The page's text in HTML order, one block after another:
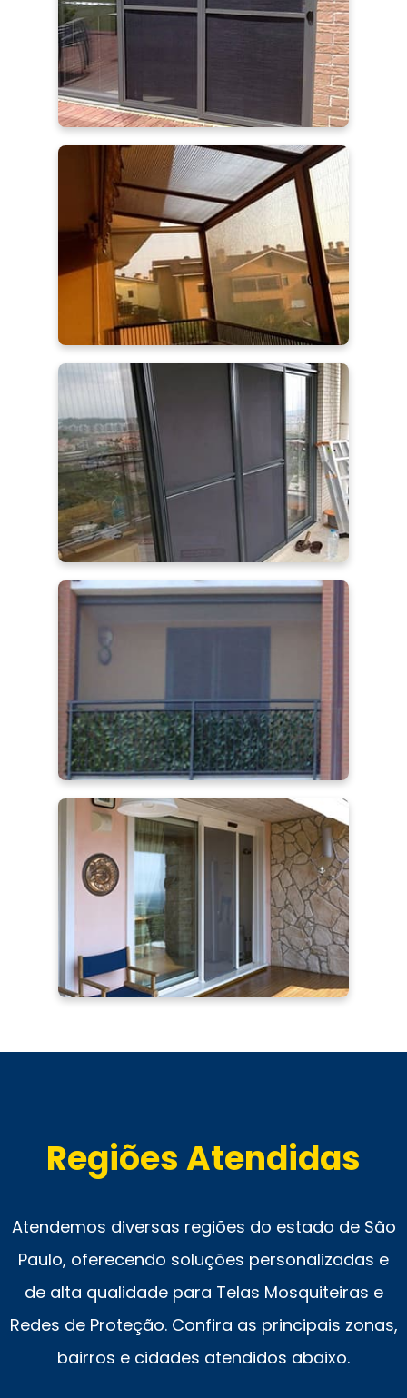
Regiões Atendidas
Atendemos diversas regiões do estado de São
Paulo, oferecendo soluções personalizadas e
de alta qualidade para Telas Mosquiteiras e
Redes de Proteção. Confira as principais zonas,
bairros e cidades atendidos abaixo.